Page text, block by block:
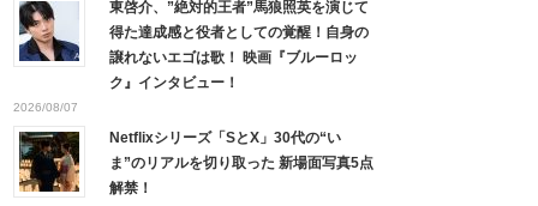
東啓介、”絶対的王者”馬狼照英を演じて
得た達成感と役者としての覚醒！自身の
譲れないエゴは歌！ 映画『ブルーロッ
ク』インタビュー！
2026/08/07
Netflixシリーズ「SとX」30代の“い
ま”のリアルを切り取った 新場面写真5点
解禁！